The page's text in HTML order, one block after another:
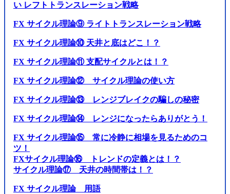
い レフトトランスレーション戦略
FX サイクル理論⑨ ライトトランスレーション戦略
FX サイクル理論⑩ 天井と底はどこ！？
FX サイクル理論⑪ 支配サイクルとは！？
FX サイクル理論⑫ サイクル理論の使い方
FX サイクル理論⑬ レンジブレイクの騙しの秘密
FX サイクル理論⑭ レンジになったらありがとう！
FX サイクル理論⑮ 常に冷静に相場を見るためのコ
ツ！
FXサイクル理論⑯ トレンドの定義とは！？
サイクル理論⑰ 天井の時間帯は！？
FX サイクル理論 用語